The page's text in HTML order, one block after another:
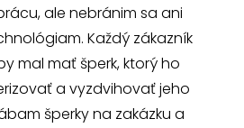
ale nebránim sa ani
Každý zákazník
mal mať šperk, ktorý ho
a vyzdvihovať jeho
šperky na zakázku a